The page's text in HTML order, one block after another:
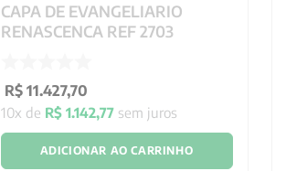
CAPA DE EVANGELIARIO
RENASCENCA REF 2703
R$ 11.427,70
10x de R$ 1.142,77sem juros
ADICIONAR AO CARRINHO